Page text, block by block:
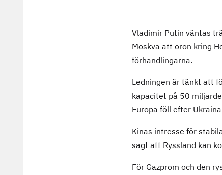
Vladimir Putin väntas
Moskva att oron kring
förhandlingarna.
Ledningen är tänkt att
kapacitet på 50
Europa föll efter
Kinas intresse för
sagt att Ryssland kan
För Gazprom och den